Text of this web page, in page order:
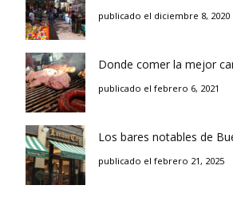
publicado el diciembre 8, 2020
Donde comer la mejor
publicado el febrero 6, 2021
Los bares notables de
publicado el febrero 21, 2025